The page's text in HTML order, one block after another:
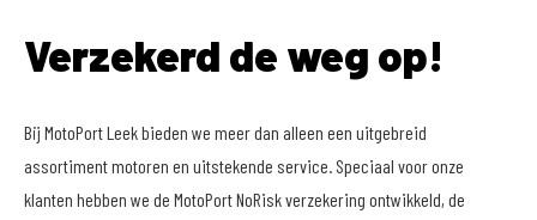
Verzekerd de weg op!
Bij MotoPort Leek bieden we meer dan alleen een uitgebreid
assortiment motoren en uitstekende service. Speciaal voor onze
klanten hebben we de MotoPort NoRisk verzekering ontwikkeld, de